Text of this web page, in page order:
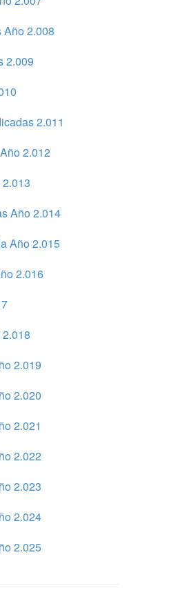
2.008
2.009
2.011
2.012
Año 2.014
Año 2.015
2.016
2.019
2.020
2.021
2.022
2.023
2.024
2.025